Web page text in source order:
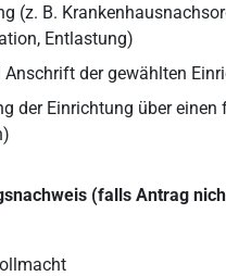
(z. B.
Entlastung)
Anschrift der gewählten
der Einrichtung über
(falls Antrag